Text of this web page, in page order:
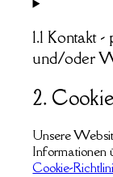
1.1 Kontakt
und/oder
2.
Unsere
Informationen
Cookie-